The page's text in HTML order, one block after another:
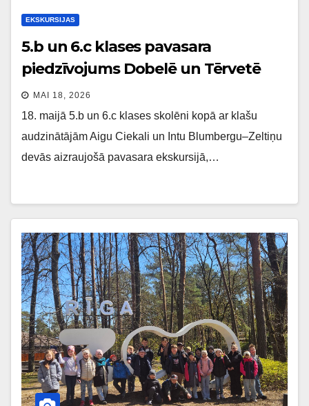
EKSKURSIJAS
5.b un 6.c klases pavasara
piedzīvojums Dobelē un Tērvetē
MAI 18, 2026
18. maijā 5.b un 6.c klases skolēni kopā ar klašu
audzinātājām Aigu Ciekali un Intu Blumbergu–Zeltiņu
devās aizraujošā pavasara ekskursijā,…